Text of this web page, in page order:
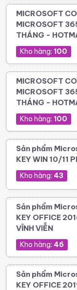
MICROSOFT
MICROSOFT
THÁNG -
Kho hàng: 100
MICROSOFT
MICROSOFT
THÁNG -
Kho hàng: 100
Sản phẩm
KEY WIN 10/11
Kho hàng: 43
Sản phẩm
KEY OFFICE
VĨNH VIỄN
Kho hàng: 46
Sản phẩm
KEY OFFICE